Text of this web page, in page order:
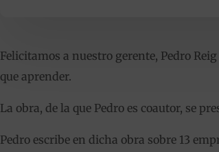
Felicitamos a nuestro gerente, Pedro
que aprender.
La obra, de la que Pedro es coautor, se
Pedro escribe en dicha obra sobre 13